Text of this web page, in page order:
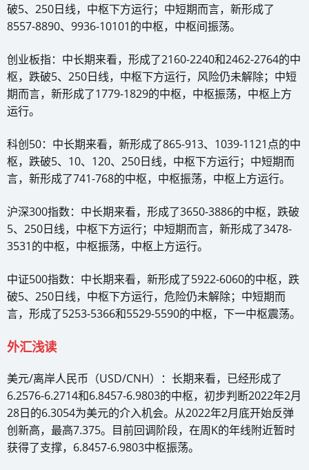
破5、250日线，中枢下方运行；中短期而言，新形成了
8557-8890、9936-10101的中枢，中枢间振荡。
创业板指：中长期来看，形成了2160-2240和2462-2764的中
枢，跌破5、250日线，中枢下方运行，风险仍未解除；中短
期而言，新形成了1779-1829的中枢，中枢振荡，中枢上方
运行。
科创50：中长期来看，新形成了865-913、1039-1121点的中
枢，跌破5、10、120、250日线，中枢下方运行；中短期而
言，新形成了741-768的中枢，中枢振荡，中枢上方运行。
沪深300指数：中长期来看，形成了3650-3886的中枢，跌破
5、250日线，中枢下方运行；中短期而言，新形成了3478-
3531的中枢，中枢振荡，中枢上方运行。
中证500指数：中长期来看，新形成了5922-6060的中枢，跌
破5、250日线，中枢下方运行，危险仍未解除；中短期而
言，形成了5253-5366和5529-5590的中枢，下一中枢震荡。
外汇浅读
美元/离岸人民币（USD/CNH）：长期来看，已经形成了
6.2576-6.2714和6.8457-6.9803的中枢，初步判断2022年2月
28日的6.3054为美元的介入机会。从2022年2月底开始反弹
创新高，最高7.375。目前回调阶段，在周K的年线附近暂时
获得了支撑，6.8457-6.9803中枢振荡。